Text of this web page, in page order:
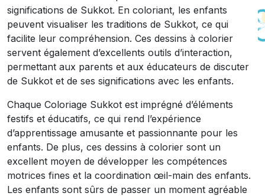
significations de Sukkot. En coloriant, les enfants
peuvent visualiser les traditions de Sukkot, ce qui
facilite leur compréhension. Ces dessins à colorier
servent également d’excellents outils d’interaction,
permettant aux parents et aux éducateurs de discuter
de Sukkot et de ses significations avec les enfants.
Chaque Coloriage Sukkot est imprégné d’éléments
festifs et éducatifs, ce qui rend l’expérience
d’apprentissage amusante et passionnante pour les
enfants. De plus, ces dessins à colorier sont un
excellent moyen de développer les compétences
motrices fines et la coordination œil-main des enfants.
Les enfants sont sûrs de passer un moment agréable